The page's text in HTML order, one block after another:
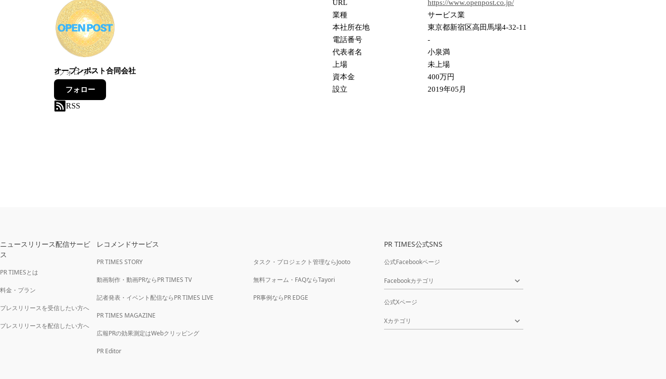
オープンポスト合同会社
1フォロワー
フォロー
RSS
URL
https://www.openpost.co.jp/
業種
サービス業
本社所在地
東京都新宿区高田馬場4-32-11
電話番号
-
代表者名
小泉満
上場
未上場
資本金
400万円
設立
2019年05月
ニュースリリース配信サービ
ス
PR TIMESとは
料金・プラン
プレスリリースを受信したい方へ
プレスリリースを配信したい方へ
レコメンドサービス
PR TIMES STORY
動画制作・動画PRならPR TIMES TV
記者発表・イベント配信ならPR TIMES LIVE
PR TIMES MAGAZINE
広報PRの効果測定はWebクリッピング
PR Editor
タスク・プロジェクト管理ならJooto
無料フォーム・FAQならTayori
PR事例ならPR EDGE
PR TIMES公式SNS
公式Facebookページ
Facebookカテゴリ
公式Xページ
Xカテゴリ